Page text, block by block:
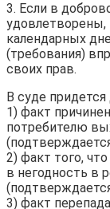
3. Если в
удовлетворены,
календарных
(требования)
своих прав.
В суде придется
1) факт
потребителю
2) факт того,
в негодность в
3) факт